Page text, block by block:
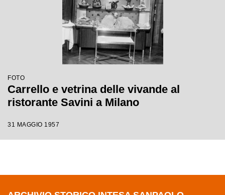
FOTO
Carrello e vetrina delle vivande al
ristorante Savini a Milano
31 MAGGIO 1957